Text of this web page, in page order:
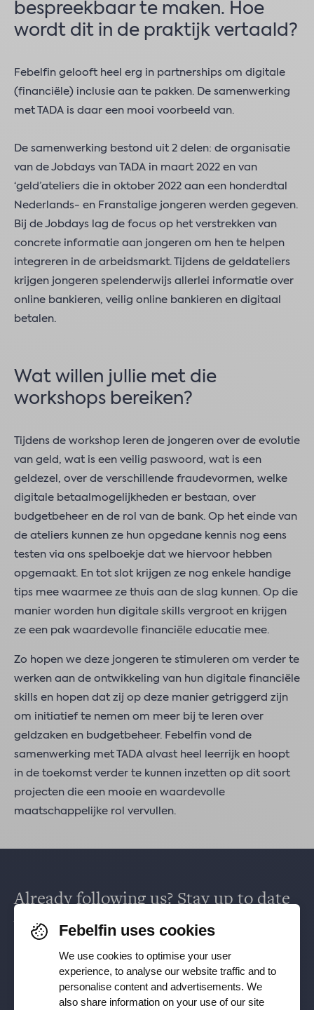
bespreekbaar te maken. Hoe
wordt dit in de praktijk vertaald?
Febelfin gelooft heel erg in partnerships om digitale
(financiële) inclusie aan te pakken. De samenwerking
met TADA is daar een mooi voorbeeld van.
De samenwerking bestond uit 2 delen: de organisatie
van de Jobdays van TADA in maart 2022 en van
‘geld’ateliers die in oktober 2022 aan een honderdtal
Nederlands- en Franstalige jongeren werden gegeven.
Bij de Jobdays lag de focus op het verstrekken van
concrete informatie aan jongeren om hen te helpen
integreren in de arbeidsmarkt. Tijdens de geldateliers
krijgen jongeren spelenderwijs allerlei informatie over
online bankieren, veilig online bankieren en digitaal
betalen.
Wat willen jullie met die
workshops bereiken?
Tijdens de workshop leren de jongeren over de evolutie
van geld, wat is een veilig paswoord, wat is een
geldezel, over de verschillende fraudevormen, welke
digitale betaalmogelijkheden er bestaan, over
budgetbeheer en de rol van de bank. Op het einde van
de ateliers kunnen ze hun opgedane kennis nog eens
testen via ons spelboekje dat we hiervoor hebben
opgemaakt. En tot slot krijgen ze nog enkele handige
tips mee waarmee ze thuis aan de slag kunnen. Op die
manier worden hun digitale skills vergroot en krijgen
ze een pak waardevolle financiële educatie mee.
Zo hopen we deze jongeren te stimuleren om verder te
werken aan de ontwikkeling van hun digitale financiële
skills en hopen dat zij op deze manier getriggerd zijn
om initiatief te nemen om meer bij te leren over
geldzaken en budgetbeheer. Febelfin vond de
samenwerking met TADA alvast heel leerrijk en hoopt
in de toekomst verder te kunnen inzetten op dit soort
projecten die een mooie en waardevolle
maatschappelijke rol vervullen.
Already following us? Stay up to date
viaFacebook, TikTok,X,LinkedIn
Instagram.
Receive our newsletter
Febelfin uses cookies
We use cookies to optimise your user
experience, to analyse our website traffic and to
personalise content and advertisements. We
also share information on your use of our site